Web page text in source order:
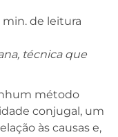
min. de leitura
técnica que
método
conjugal, um
às causas e,